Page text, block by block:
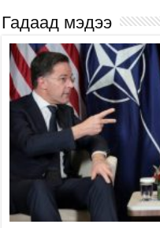
Гадаад мэдээ